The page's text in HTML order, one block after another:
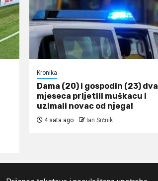
Kronika
Dama (20) i gospodin (23) dva
mjeseca prijetili muškacu i
uzimali novac od njega!
4 sata ago Ian Srčnik